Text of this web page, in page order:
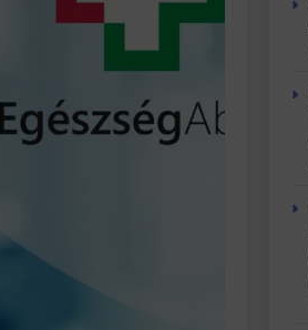
aki belenézett a saját koponyájába
Ki akarsz törni. De miből?
visel. De te miért öltözöl hozzá?
falusi író vagy boncmester?
– de nem csak a 80-as években